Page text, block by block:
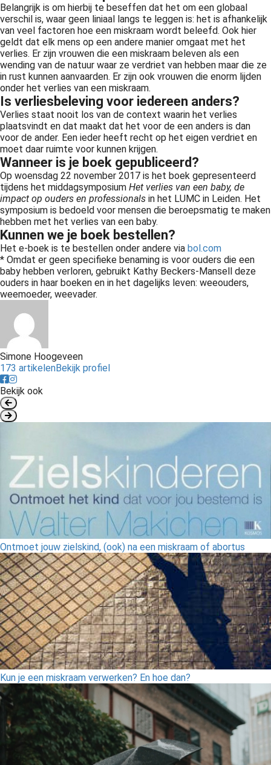
Belangrijk is om hierbij te beseffen dat het om een globaal
verschil is, waar geen liniaal langs te leggen is: het is afhankelijk
van veel factoren hoe een miskraam wordt beleefd. Ook hier
geldt dat elk mens op een andere manier omgaat met het
verlies. Er zijn vrouwen die een miskraam beleven als een
wending van de natuur waar ze verdriet van hebben maar die ze
in rust kunnen aanvaarden. Er zijn ook vrouwen die enorm lijden
onder het verlies van een miskraam.
Is verliesbeleving voor iedereen anders?
Verlies staat nooit los van de context waarin het verlies
plaatsvindt en dat maakt dat het voor de een anders is dan
voor de ander. Een ieder heeft recht op het eigen verdriet en
moet daar ruimte voor kunnen krijgen.
Wanneer is je boek gepubliceerd?
Op woensdag 22 november 2017 is het boek gepresenteerd
tijdens het middagsymposium Het verlies van een baby, de
impact op ouders en professionals in het LUMC in Leiden. Het
symposium is bedoeld voor mensen die beroepsmatig te maken
hebben met het verlies van een baby.
Kunnen we je boek bestellen?
Het e-boek is te bestellen onder andere via bol.com
* Omdat er geen specifieke benaming is voor ouders die een
baby hebben verloren, gebruikt Kathy Beckers-Mansell deze
ouders in haar boeken en in het dagelijks leven: weeouders,
weemoeder, weevader.
Simone Hoogeveen
173 artikelenBekijk profiel
Bekijk ook
Ontmoet jouw zielskind, (ook) na een miskraam of abortus
Kun je een miskraam verwerken? En hoe dan?